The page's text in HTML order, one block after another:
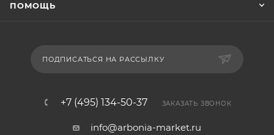
ПОМОЩЬ
ПОДПИСАТЬСЯ НА РАССЫЛКУ
+7 (495) 134-50-37 ЗАКАЗАТЬ ЗВОНОК
info@arbonia-market.ru